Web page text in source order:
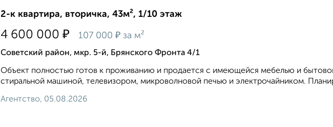
2-к квартира, вторичка, 43м², 1/10 этаж
4 600 000 ₽ 107 000 ₽ за м²
Советский район, мкр. 5-й, Брянского Фронта 4/1
Объект полностью готов к проживанию и продается с имеющейся мебелью и
стиральной машиной, телевизором, микроволновой печью и электрочайником.
Агентство, 05.08.2026